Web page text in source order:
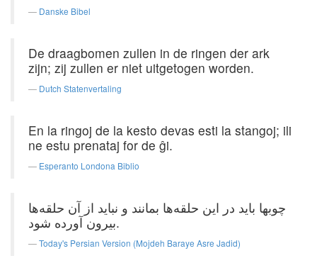
Danske Bibel
De draagbomen zullen in de ringen der ark
zijn; zij zullen er niet uitgetogen worden.
Dutch Statenvertaling
En la ringoj de la kesto devas esti la stangoj; ili
ne estu prenataj for de ĝi.
Esperanto Londona Biblio
چوبها باید در این حلقه‌ها بمانند و نباید از آن حلقه‌ها
بیرون آورده شود.
Today's Persian Version (Mojdeh Baraye Asre Jadid)